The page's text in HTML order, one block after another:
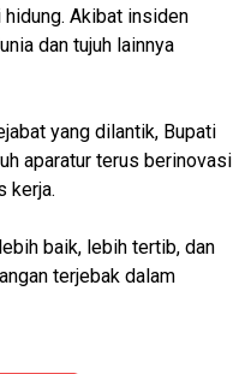
Akibat insiden
dan tujuh lainnya
yang dilantik, Bupati
aparatur terus berinovasi
kerja.
baik, lebih tertib, dan
terjebak dalam